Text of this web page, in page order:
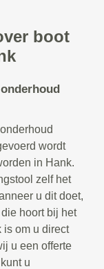
boot
wordt
in Hank.
zelf het
u dit doet,
hoort bij het
is om u direct
u een offerte
u